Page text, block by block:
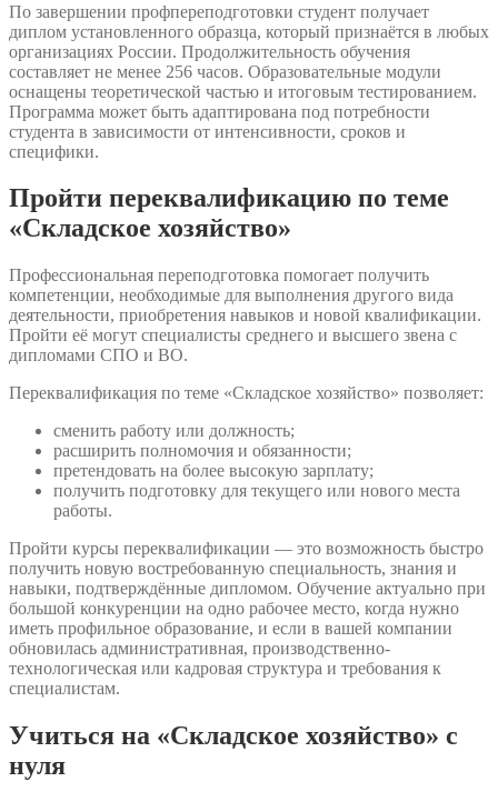
По завершении профпереподготовки студент получает
диплом установленного образца, который признаётся в любых
организациях России. Продолжительность обучения
составляет не менее 256 часов. Образовательные модули
оснащены теоретической частью и итоговым тестированием.
Программа может быть адаптирована под потребности
студента в зависимости от интенсивности, сроков и
специфики.
Пройти переквалификацию по теме
«Складское хозяйство»
Профессиональная переподготовка помогает получить
компетенции, необходимые для выполнения другого вида
деятельности, приобретения навыков и новой квалификации.
Пройти её могут специалисты среднего и высшего звена с
дипломами СПО и ВО.
Переквалификация по теме «Складское хозяйство» позволяет:
сменить работу или должность;
расширить полномочия и обязанности;
претендовать на более высокую зарплату;
получить подготовку для текущего или нового места
работы.
Пройти курсы переквалификации — это возможность быстро
получить новую востребованную специальность, знания и
навыки, подтверждённые дипломом. Обучение актуально при
большой конкуренции на одно рабочее место, когда нужно
иметь профильное образование, и если в вашей компании
обновилась административная, производственно-
технологическая или кадровая структура и требования к
специалистам.
Учиться на «Складское хозяйство» с
нуля